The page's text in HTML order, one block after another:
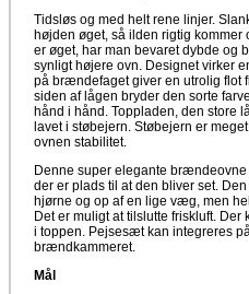
Tidsløs og med helt rene linjer.
højden øget, så ilden rigtig
er øget, har man bevaret dybde og
synligt højere ovn. Designet virker
på brændefaget giver en utrolig flot
siden af lågen bryder den sorte
hånd i hånd. Toppladen, den store
lavet i støbejern. Støbejern er
ovnen stabilitet.
Denne super elegante brændeovne
der er plads til at den bliver set.
hjørne og op af en lige væg, men
Det er muligt at tilslutte friskluft.
i toppen. Pejsesæt kan integreres
brændkammeret.
Mål